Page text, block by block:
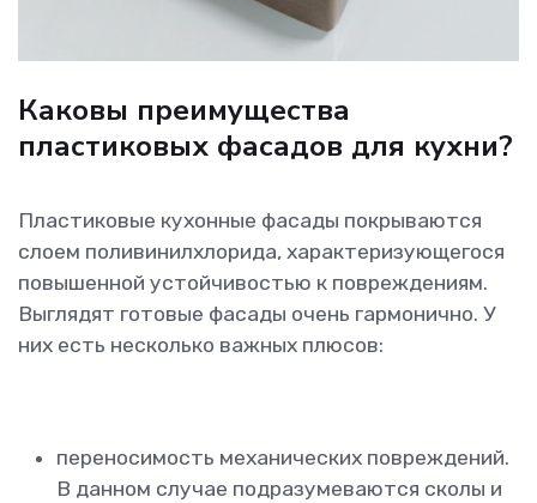
Каковы преимущества
пластиковых фасадов для кухни?
Пластиковые кухонные фасады покрываются
слоем поливинилхлорида, характеризующегося
повышенной устойчивостью к повреждениям.
Выглядят готовые фасады очень гармонично. У
них есть несколько важных плюсов:
переносимость механических повреждений.
В данном случае подразумеваются сколы и